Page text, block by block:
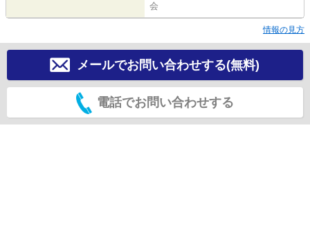
会
情報の見方
メールでお問い合わせする(無料)
電話でお問い合わせする